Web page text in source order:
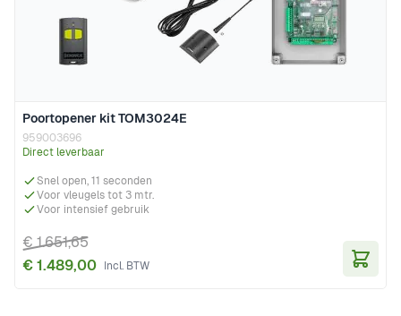
Poortopener kit TOM3024E
959003696
Direct leverbaar
Snel open, 11 seconden
Voor vleugels tot 3 mtr.
Voor intensief gebruik
€ 1.489,00
€ 1.651,65